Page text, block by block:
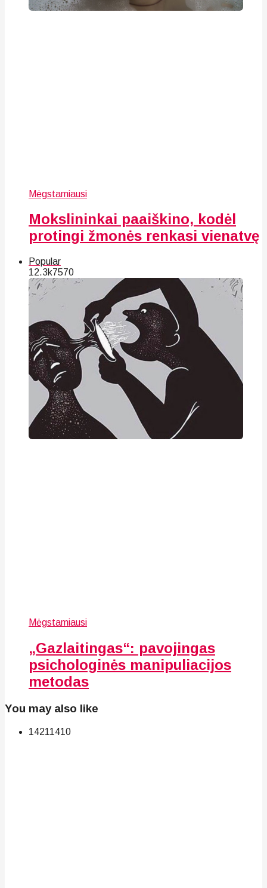
Mėgstamiausi
Mokslininkai paaiškino, kodėl
protingi žmonės renkasi vienatvę
Popular
12.3k7570
Mėgstamiausi
„Gazlaitingas“: pavojingas
psichologinės manipuliacijos
metodas
You may also like
14211410